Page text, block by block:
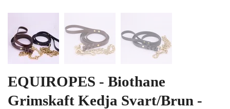
EQUIROPES - Biothane
Grimskaft Kedja Svart/Brun -